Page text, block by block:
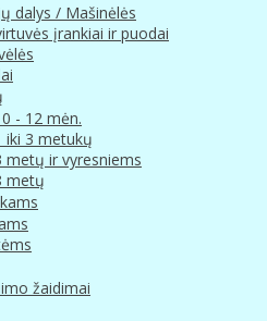
dalys / Mašinėlės
įrankiai ir puodai
- 12 mėn.
iki 3 metukų
metų ir vyresniems
metų
žaidimai